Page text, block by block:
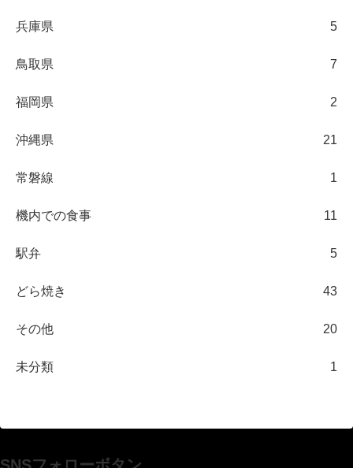
兵庫県 5
鳥取県 7
福岡県 2
沖縄県 21
常磐線 1
機内での食事 11
駅弁 5
どら焼き 43
その他 20
未分類 1